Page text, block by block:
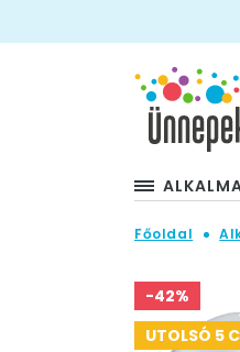
Főoldal
-42%
UTOLSÓ 5